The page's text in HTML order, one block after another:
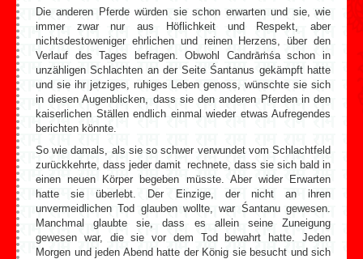
Die anderen Pferde würden sie schon erwarten und sie, wie
immer zwar nur aus Höflichkeit und Respekt, aber
nichtsdestoweniger ehrlichen und reinen Herzens, über den
Verlauf des Tages befragen. Obwohl Candrāṁśa schon in
unzähligen Schlachten an der Seite Śantanus gekämpft hatte
und sie ihr jetziges, ruhiges Leben genoss, wünschte sie sich
in diesen Augenblicken, dass sie den anderen Pferden in den
kaiserlichen Ställen endlich einmal wieder etwas Aufregendes
berichten könnte.
So wie damals, als sie so schwer verwundet vom Schlachtfeld
zurückkehrte, dass jeder damit rechnete, dass sie sich bald in
einen neuen Körper begeben müsste. Aber wider Erwarten
hatte sie überlebt. Der Einzige, der nicht an ihren
unvermeidlichen Tod glauben wollte, war Śantanu gewesen.
Manchmal glaubte sie, dass es allein seine Zuneigung
gewesen war, die sie vor dem Tod bewahrt hatte. Jeden
Morgen und jeden Abend hatte der König sie besucht und sich